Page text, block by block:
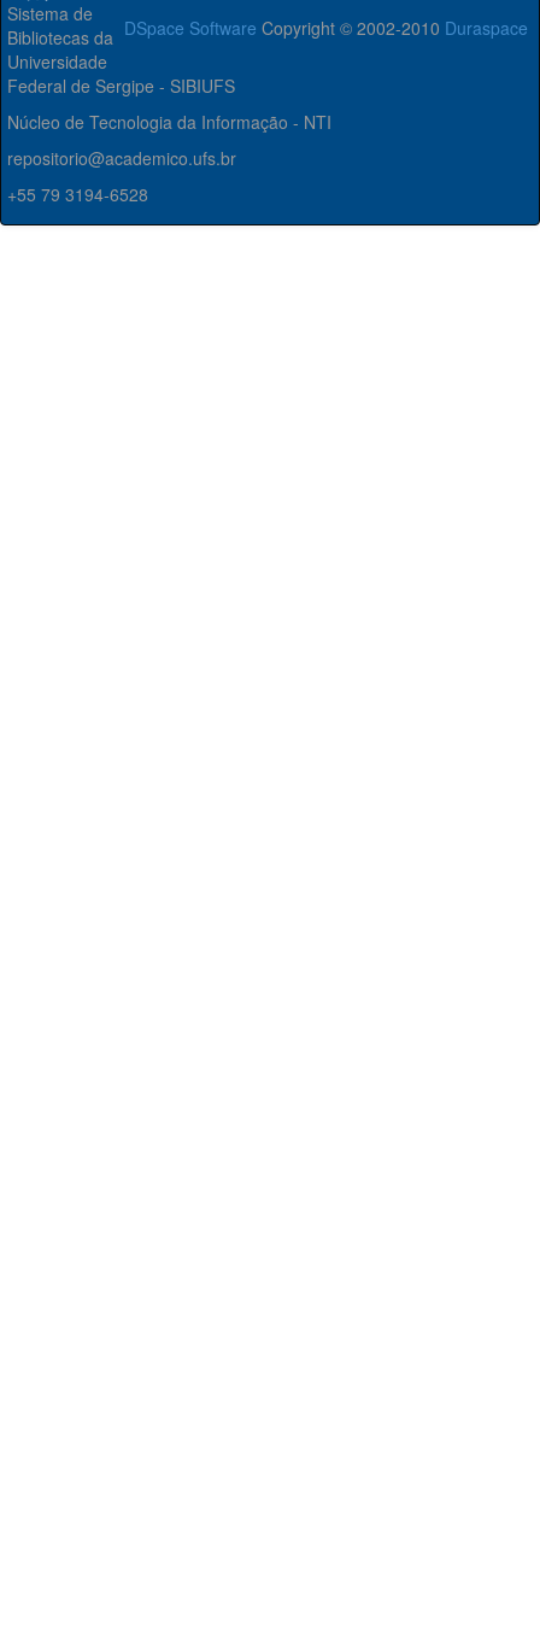
DSpace Software Copyright © 2002-2010 Duraspace
Sistema de
Bibliotecas da
Universidade
Federal de Sergipe - SIBIUFS
Núcleo de Tecnologia da Informação - NTI
repositorio@academico.ufs.br
+55 79 3194-6528